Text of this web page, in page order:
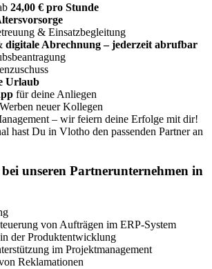
24,00 € pro Stunde
& Einsatzbegleitung
digitale Abrechnung – jederzeit abrufbar
Urlaub
für deine Anliegen
neuer Kollegen
– wir feiern deine Erfolge mit dir!
hast Du in Vlotho den passenden Partner an
unseren Partnerunternehmen in
von Aufträgen im ERP-System
der Produktentwicklung
im Projektmanagement
Reklamationen